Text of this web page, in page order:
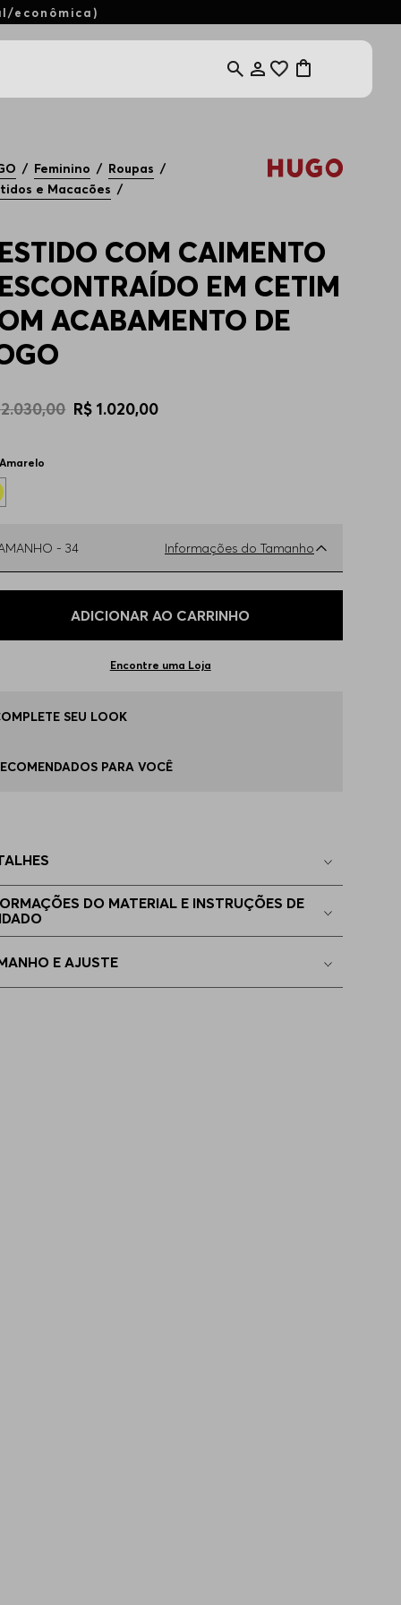
econômica)
Feminino
Roupas
e Macacões
COM CAIMENTO
EM CETIM
ACABAMENTO DE
2.030,00 R$ 1.020,00
Amarelo
-34 Informações do Tamanho
ADICIONAR AO CARRINHO
Encontre uma Loja
SEU LOOK
PARA VOCÊ
DO MATERIAL E INSTRUÇÕES DE
E AJUSTE